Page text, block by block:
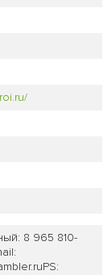
8 965 810-